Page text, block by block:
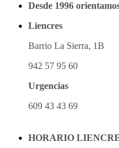
Desde 1996
Liencres
Barrio La Sierra, 1B
942 57 95 60
Urgencias
609 43 43 69
HORARIO